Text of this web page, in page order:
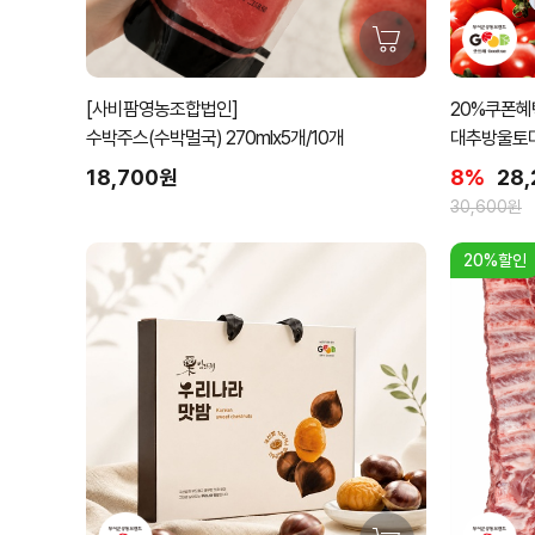
[사비팜영농조합법인]
수박주스(수박멀국) 270mlx5개/10개
18,700원
20%쿠폰
대추방울토
8%
30,600원
20%할인